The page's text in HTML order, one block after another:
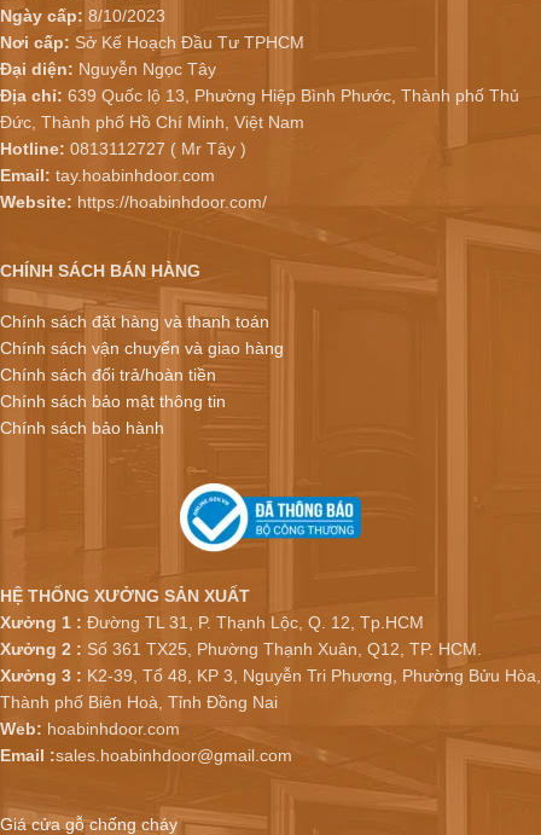
Ngày cấp: 8/10/2023
Nơi cấp: Sở Kế Hoạch Đầu Tư TPHCM
Đại diện: Nguyễn Ngọc Tây
Địa chỉ: 639 Quốc lộ 13, Phường Hiệp Bình Phước, Thành phố Thủ
Đức, Thành phố Hồ Chí Minh, Việt Nam
Hotline: 0813112727 ( Mr Tây )
Email: tay.hoabinhdoor.com
Website: https://hoabinhdoor.com/
CHÍNH SÁCH BÁN HÀNG
Chính sách đặt hàng và thanh toán
Chính sách vận chuyển và giao hàng
Chính sách đổi trả/hoàn tiền
Chính sách bảo mật thông tin
Chính sách bảo hành
HỆ THỐNG XƯỞNG SẢN XUẤT
Xưởng 1 : Đường TL 31, P. Thạnh Lộc, Q. 12, Tp.HCM
Xưởng 2 : Số 361 TX25, Phường Thạnh Xuân, Q12, TP. HCM.
Xưởng 3 : K2-39, Tổ 48, KP 3, Nguyễn Tri Phương, Phường Bửu Hòa,
Thành phố Biên Hoà, Tỉnh Đồng Nai
Web: hoabinhdoor.com
Email :sales.hoabinhdoor@gmail.com
Giá cửa gỗ chống cháy